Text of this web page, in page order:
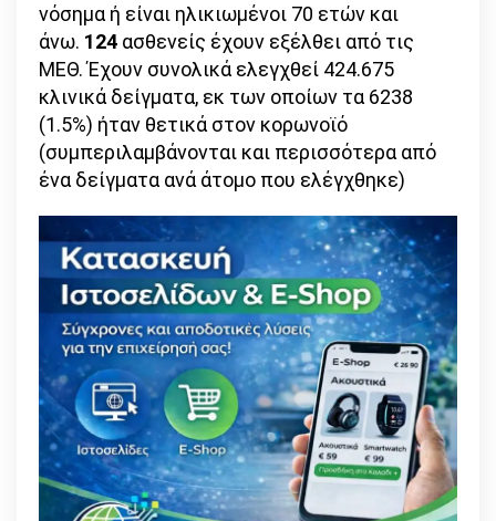
νόσημα ή είναι ηλικιωμένοι 70 ετών και
άνω. 124 ασθενείς έχουν εξέλθει από τις
ΜΕΘ. Έχουν συνολικά ελεγχθεί 424.675
κλινικά δείγματα, εκ των οποίων τα 6238
(1.5%) ήταν θετικά στον κορωνοϊό
(συμπεριλαμβάνονται και περισσότερα από
ένα δείγματα ανά άτομο που ελέγχθηκε)